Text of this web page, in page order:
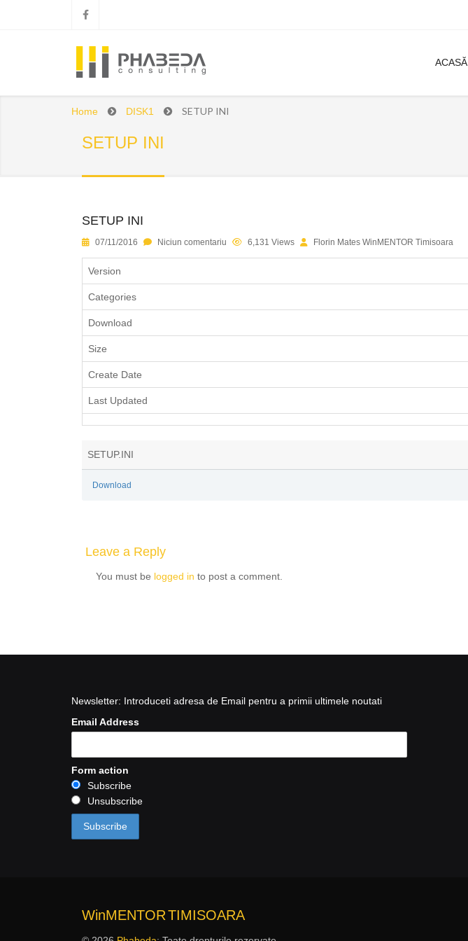
ACASĂ
SETUP INI
Home DISK1 SETUP INI
SETUP INI
1 2 4 5
07/11/2016 Niciun comentariu 6,131 Views Florin Mates WinMENTOR Timisoara
Version
Categories
Download
Size
Create Date
Last Updated
SETUP.INI
Download
Leave a Reply
You must be logged in to post a comment.
Newsletter: Introduceti adresa de Email pentru a primii ultimele noutati
Email Address
Form action
Subscribe
Unsubscribe
WinMENTORTIMISOARA